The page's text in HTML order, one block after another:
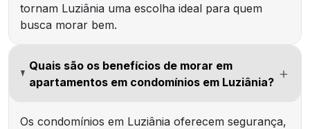
tornam Luziânia uma escolha ideal para quem
busca morar bem.
Quais são os benefícios de morar em
apartamentos em condomínios em Luziânia?
Os condomínios em Luziânia oferecem segurança,